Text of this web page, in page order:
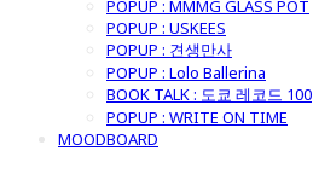
POPUP : MMMG GLASS POT
POPUP : USKEES
POPUP : 견생만사
POPUP : Lolo Ballerina
BOOK TALK : 도쿄 레코드 100
POPUP : WRITE ON TIME
MOODBOARD